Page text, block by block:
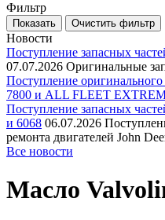
Фильтр
Новости
Поступление запасных
07.07.2026 Оригинальные
Поступление
7800 и ALL FLEET
Поступление запасных
и 6068 06.07.2026
ремонта двигателей John
Все новости
Масло